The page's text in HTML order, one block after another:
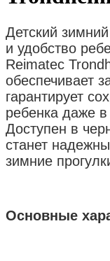
Детский
и удобство
Reimatec
обеспечивает
гарантирует
ребенка даже
Доступен в
станет
зимние
Основные